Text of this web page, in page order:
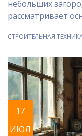
небольших
рассматривает
подробную
Узнайте о
землеройные,
средства, а
использованию.
читателям
на строительной
СТРОИТЕЛЬНАЯ
17
ИЮЛ